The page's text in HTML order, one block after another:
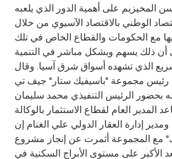
After Sales Services
Contact us
Branch & ATM locator
Germany
المخيزيم على أهمية الدور الذي يلعبه
الوطني بالاقتصاد الآسيوي من خلال
مع الحكومات والقطاع الخاص في تلك
أن ذلك يسهم وبشكل مباشر في التنمية
الذي تشهده أسواق شرق آسيا. وقال
رئيس مجموعة "باسيفيك ستار" جيف تي
بحضور الرئيس التنفيذي محمد سليمان
المدير العام لقطاع الاستثمار بالوكالة
إدارة العقار الدولي علي الغنام إن
مع المجموعة أثمرت عن إنجاز مشروع
الأكبر على مستوى الأبراج السكنية في